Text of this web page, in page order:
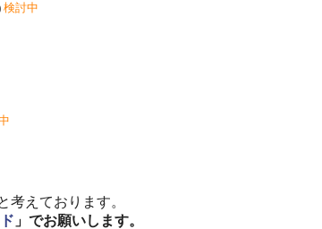
検討中
考えております。
」でお願いします。